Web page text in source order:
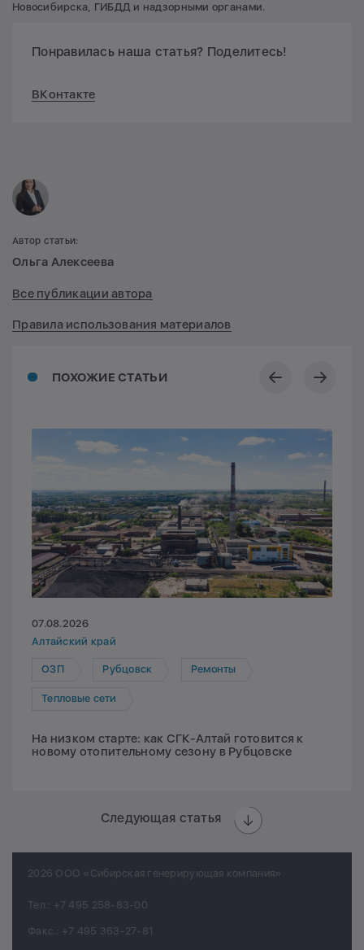
Новосибирска, ГИБДД и надзорными органами.
Понравилась наша статья? Поделитесь!
ВКонтакте
ПОХОЖИЕ СТАТЬИ
07.08.2026
Алтайский край
ОЗП Рубцовск Ремонты
Тепловые сети
На низком старте: как СГК-Алтай готовится к
новому отопительному сезону в Рубцовске
Следующая статья
Автор статьи:
Ольга Алексеева
Все публикации автора
Правила использования материалов
2026 ООО «Сибирская генерирующая компания»
Тел.: +7 495 258-83-00
Факс.: +7 495 363-27-81